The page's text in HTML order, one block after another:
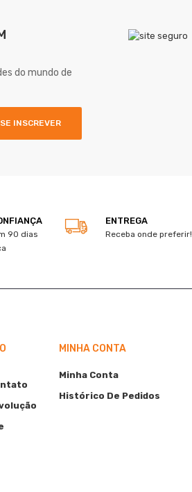
do mundo de
SE INSCREVER
90 dias
ENTREGA
Receba onde preferir!
MINHA CONTA
Minha Conta
Histórico De Pedidos